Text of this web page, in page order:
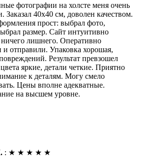
фотографии на холсте меня очень
Заказал 40х40 см, доволен качеством.
прост: выбрал фото,
размер. Сайт интуитивно
лишнего. Оперативно
и отправили. Упаковка хорошая,
Результат превзошел
яркие, детали четкие. Приятно
к деталям. Могу смело
Цены вполне адекватные.
на высшем уровне.
: ★ ★ ★ ★ ★